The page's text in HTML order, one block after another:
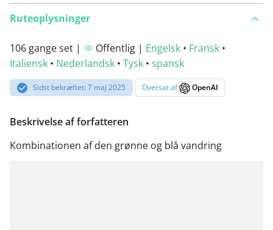
Ruteoplysninger
106 gange set | Offentlig | Engelsk • Fransk •
Italiensk • Nederlandsk • Tysk • spansk
Sidst bekræftet: 7 maj 2025 Oversat af OpenAI
Beskrivelse af forfatteren
Kombinationen af den grønne og blå vandring